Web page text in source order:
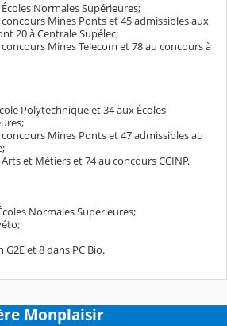
Normales Supérieures;
Mines Ponts et 45 admissibles aux
20 à Centrale Supélec;
Mines Telecom et 78 au concours à
Polytechnique et 34 aux Écoles
Mines Ponts et 47 admissibles au
et Métiers et 74 au concours CCINP.
Normales Supérieures;
G2E et 8 dans PC Bio.
Monplaisir